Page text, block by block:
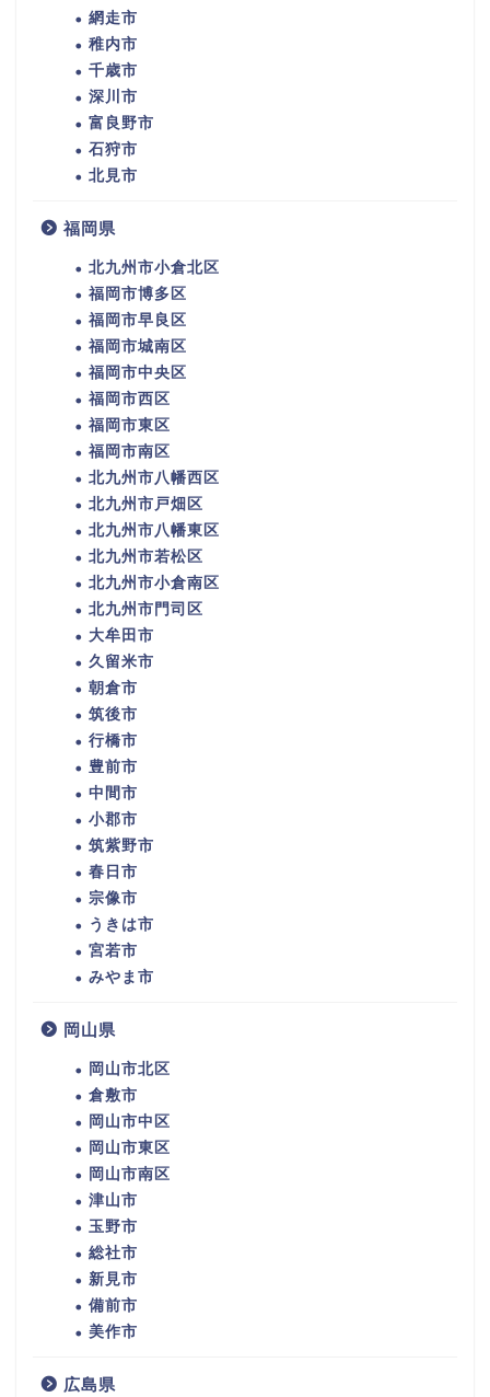
網走市
稚内市
千歳市
深川市
富良野市
石狩市
北見市
福岡県
北九州市小倉北区
福岡市博多区
福岡市早良区
福岡市城南区
福岡市中央区
福岡市西区
福岡市東区
福岡市南区
北九州市八幡西区
北九州市戸畑区
北九州市八幡東区
北九州市若松区
北九州市小倉南区
北九州市門司区
大牟田市
久留米市
朝倉市
筑後市
行橋市
豊前市
中間市
小郡市
筑紫野市
春日市
宗像市
うきは市
宮若市
みやま市
岡山県
岡山市北区
倉敷市
岡山市中区
岡山市東区
岡山市南区
津山市
玉野市
総社市
新見市
備前市
美作市
広島県